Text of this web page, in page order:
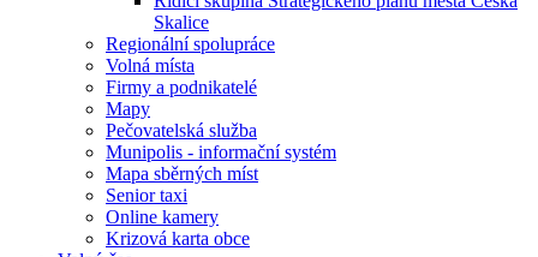
Skalice
Regionální spolupráce
Volná místa
Firmy a podnikatelé
Mapy
Pečovatelská služba
Munipolis - informační systém
Mapa sběrných míst
Senior taxi
Online kamery
Krizová karta obce